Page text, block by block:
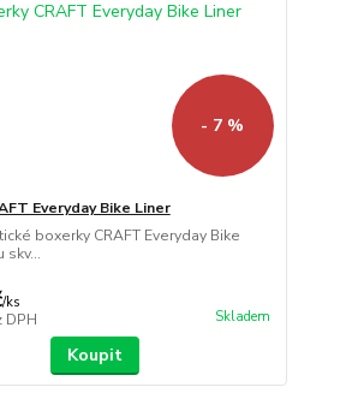
- 7 %
Everyday Bike Liner
boxerky CRAFT Everyday Bike
skv...
/ks
DPH Skladem
Koupit